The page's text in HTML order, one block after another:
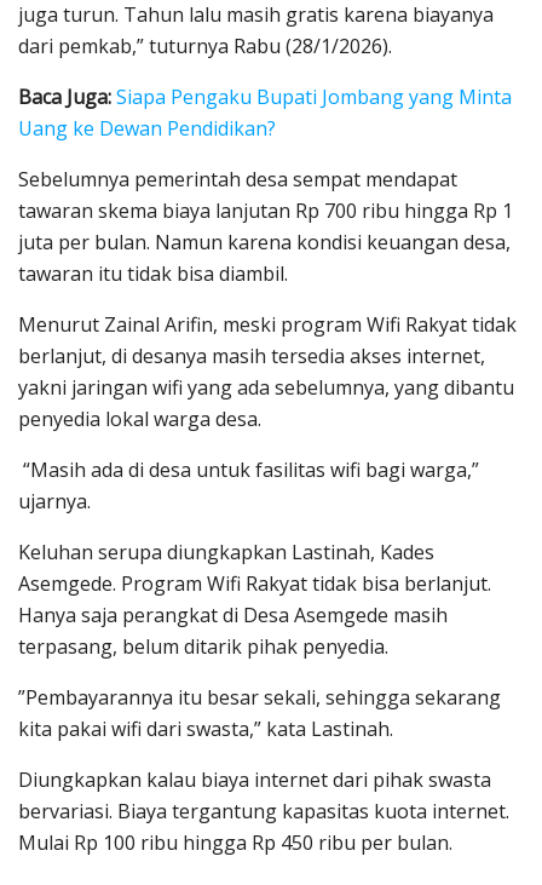
juga turun. Tahun lalu masih gratis karena biayanya
dari pemkab,” tuturnya Rabu (28/1/2026).
Baca Juga:Siapa Pengaku Bupati Jombang yang Minta
Uang ke Dewan Pendidikan?
Sebelumnya pemerintah desa sempat mendapat
tawaran skema biaya lanjutan Rp 700 ribu hingga Rp 1
juta per bulan. Namun karena kondisi keuangan desa,
tawaran itu tidak bisa diambil.
Menurut Zainal Arifin, meski program Wifi Rakyat tidak
berlanjut, di desanya masih tersedia akses internet,
yakni jaringan wifi yang ada sebelumnya, yang dibantu
penyedia lokal warga desa.
“Masih ada di desa untuk fasilitas wifi bagi warga,”
ujarnya.
Keluhan serupa diungkapkan Lastinah, Kades
Asemgede. Program Wifi Rakyat tidak bisa berlanjut.
Hanya saja perangkat di Desa Asemgede masih
terpasang, belum ditarik pihak penyedia.
”Pembayarannya itu besar sekali, sehingga sekarang
kita pakai wifi dari swasta,” kata Lastinah.
Diungkapkan kalau biaya internet dari pihak swasta
bervariasi. Biaya tergantung kapasitas kuota internet.
Mulai Rp 100 ribu hingga Rp 450 ribu per bulan.